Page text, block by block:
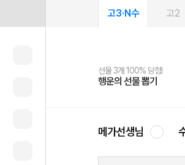
고3·N수 고2
선물 3개 100% 당첨!
행운의 선물 뽑기
선물 100% 증정!
메가스터디 X 올리브
여름방학 스터디 캐시백
메가런 썸머스쿨
2027 러셀 단과
강사 공개선발
스마트러닝앱
설문 EVENT
메가패스
3일 무료 체험권
메가패스 수강생 무료혜택!
메가클럽 멤버십
사회공헌 캠페인
희망이룸 메가나눔
메가선생님